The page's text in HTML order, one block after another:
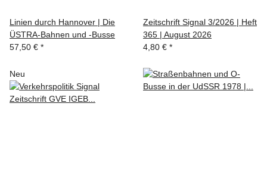
Linien durch Hannover | Die
ÜSTRA-Bahnen und -Busse
57,50 € *
Zeitschrift Signal 3/2026 | Heft
365 | August 2026
4,80 € *
Neu